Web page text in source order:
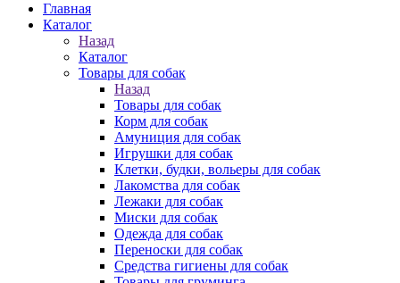
Главная
Каталог
Назад
Каталог
Товары для собак
Назад
Товары для собак
Корм для собак
Амуниция для собак
Игрушки для собак
Клетки, будки, вольеры для собак
Лакомства для собак
Лежаки для собак
Миски для собак
Одежда для собак
Переноски для собак
Средства гигиены для собак